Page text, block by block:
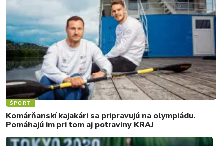
ŠPORT
Komárňanskí kajakári sa pripravujú na olympiádu.
Pomáhajú im pri tom aj potraviny KRAJ